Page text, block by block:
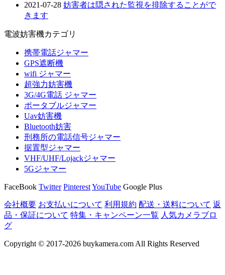
2021-07-28 妨害者は隠された監視を排除することがで
きます
電波妨害機カテゴリ
携帯電話ジャマー
GPS遮断機
wifi ジャマー
超強力妨害機
3G/4G電話 ジャマー
ポータブルジャマー
Uav妨害機
Bluetooth妨害
刑務所の電話信号ジャマー
据置型ジャマー
VHF/UHF/Lojackジャマー
5Gジャマー
FaceBook Twitter PinterestYouTube Google Plus
会社概要 お支払いについて 利用規約 配送・送料について 返
品・保証について 特集・キャンペーン一覧 人気カメラブロ
グ
Copyright © 2017-2026 buykamera.com All Rights Reserved